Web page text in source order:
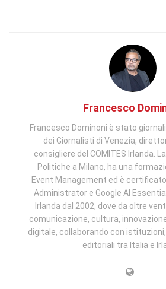
Francesco
Francesco Dominoni è stato
dei Giornalisti di Venezia,
consigliere del COMITES Irlanda.
Politiche a Milano, ha una
Event Management ed è
Administrator e Google AI
Irlanda dal 2002, dove da oltre
comunicazione, cultura,
digitale, collaborando con
editoriali tra Italia e